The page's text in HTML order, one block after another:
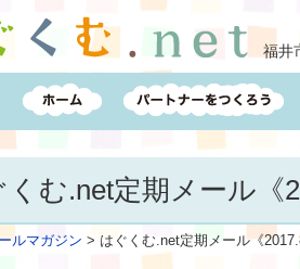
福井
くむ.net定期メール《
ルマガジン > はぐくむ.net定期メール《